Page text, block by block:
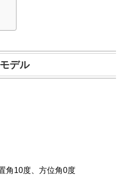
デル
角10度、方位角0度